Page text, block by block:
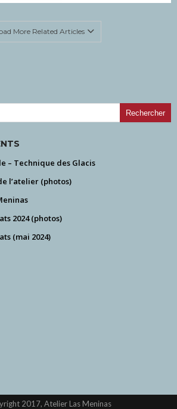
More Related Articles
– Technique des Glacis
l’atelier (photos)
2024 (photos)
(mai 2024)
2017, Atelier Las Meninas